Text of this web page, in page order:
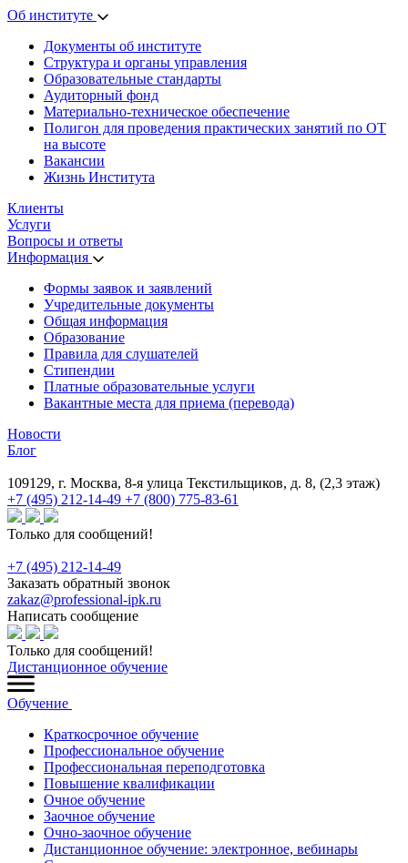
Об институте
Документы об институте
Структура и органы управления
Образовательные стандарты
Аудиторный фонд
Материально-техническое обеспечение
Полигон для проведения практических занятий по ОТ
на высоте
Вакансии
Жизнь Института
Клиенты
Услуги
Вопросы и ответы
Информация
Формы заявок и заявлений
Учредительные документы
Общая информация
Образование
Правила для слушателей
Стипендии
Платные образовательные услуги
Вакантные места для приема (перевода)
Новости
Блог
109129, г. Москва, 8-я улица Текстильщиков, д. 8, (2,3 этаж)
+7 (495) 212-14-49 +7 (800) 775-83-61
Только для сообщений!
+7 (495) 212-14-49
Заказать обратный звонок
zakaz@professional-ipk.ru
Написать сообщение
Только для сообщений!
Дистанционное обучение
Обучение
Краткосрочное обучение
Профессиональное обучение
Профессиональная переподготовка
Повышение квалификации
Очное обучение
Заочное обучение
Очно-заочное обучение
Дистанционное обучение: электронное, вебинары